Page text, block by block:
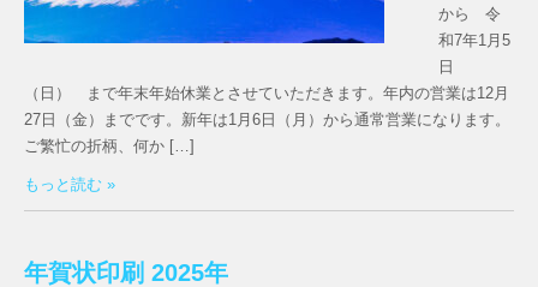
から 令
和7年1月5
日
（日） まで年末年始休業とさせていただきます。年内の営業は12月
27日（金）までです。新年は1月6日（月）から通常営業になります。
ご繁忙の折柄、何か […]
もっと読む »
年賀状印刷 2025年